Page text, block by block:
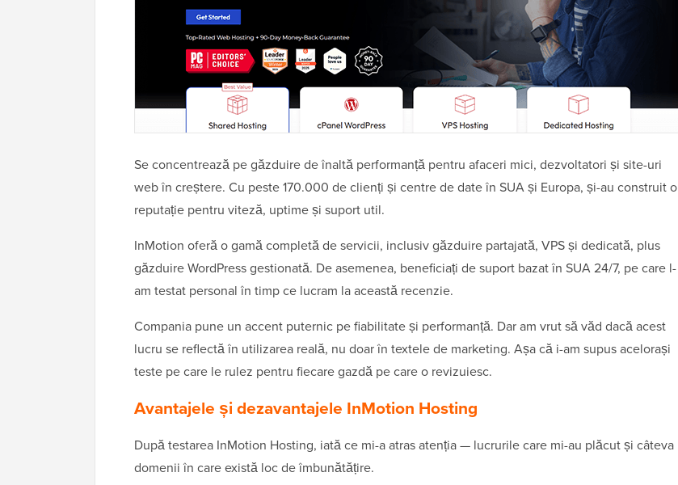
Se concentrează pe găzduire de înaltă performanță pentru afaceri mici, dezvoltatori și site-uri
web în creștere. Cu peste 170.000 de clienți și centre de date în SUA și Europa, și-au construit o
reputație pentru viteză, uptime și suport util.
InMotion oferă o gamă completă de servicii, inclusiv găzduire partajată, VPS și dedicată, plus
găzduire WordPress gestionată. De asemenea, beneficiați de suport bazat în SUA 24/7, pe care l-
am testat personal în timp ce lucram la această recenzie.
Compania pune un accent puternic pe fiabilitate și performanță. Dar am vrut să văd dacă acest
lucru se reflectă în utilizarea reală, nu doar în textele de marketing. Așa că i-am supus acelorași
teste pe care le rulez pentru fiecare gazdă pe care o revizuiesc.
Avantajele și dezavantajele InMotion Hosting
După testarea InMotion Hosting, iată ce mi-a atras atenția — lucrurile care mi-au plăcut și câteva
domenii în care există loc de îmbunătățire.